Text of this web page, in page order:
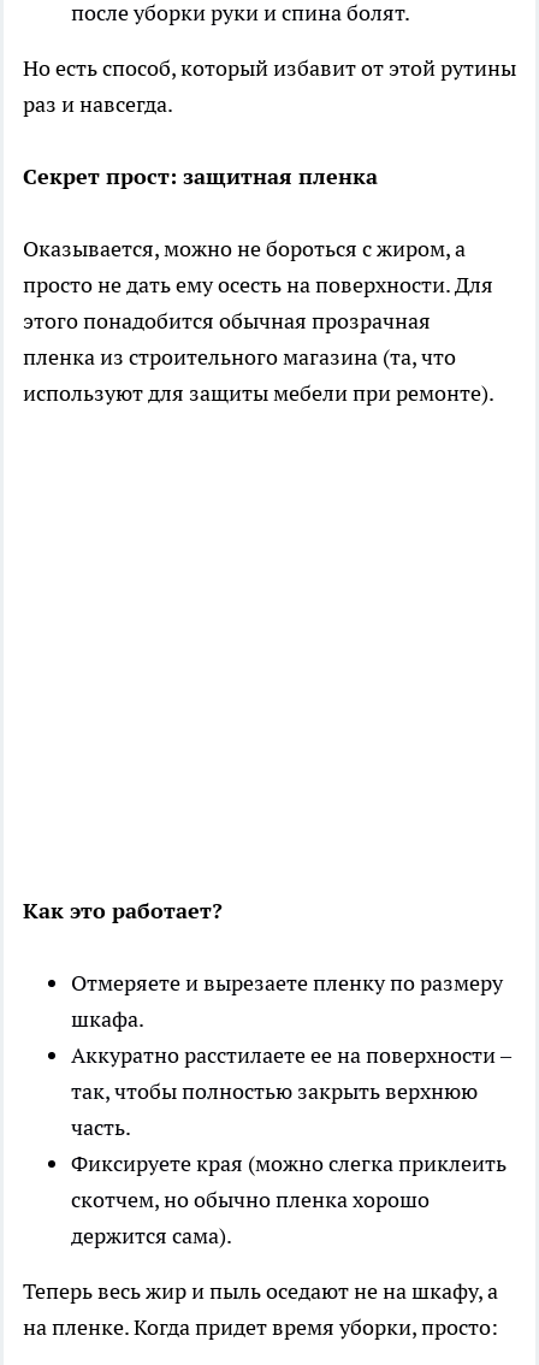
после уборки руки и спина болят.
Но есть способ, который избавит от этой рутины
раз и навсегда.
Секрет прост: защитная пленка
Оказывается, можно не бороться с жиром, а
просто не дать ему осесть на поверхности. Для
этого понадобится обычная прозрачная
пленка из строительного магазина (та, что
используют для защиты мебели при ремонте).
Как это работает?
Отмеряете и вырезаете пленку по размеру
шкафа.
Аккуратно расстилаете ее на поверхности –
так, чтобы полностью закрыть верхнюю
часть.
Фиксируете края (можно слегка приклеить
скотчем, но обычно пленка хорошо
держится сама).
Теперь весь жир и пыль оседают не на шкафу, а
на пленке. Когда придет время уборки, просто: